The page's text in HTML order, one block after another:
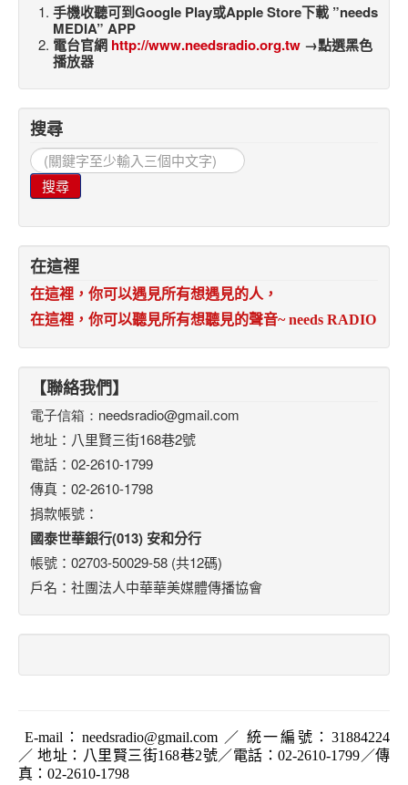
手機收聽可到Google Play或Apple Store下載 ”needs
MEDIA” APP
電台官網 http://www.needsradio.org.tw →點選黑色
播放器
搜尋
搜
尋...
搜尋
在這裡
在這裡，你可以遇見所有想遇見的人，
在這裡，你可以聽見所有想聽見的聲音~ needs RADIO
【聯絡我們】
電子信箱： needsradio@gmail.com
地址：八里賢三街168巷2號
電話：02-2610-1799
傳真：02-2610-1798
捐款帳號：
國泰世華銀行(013) 安和分行
帳號：02703-50029-58 (共12碼)
戶名：社團法人中華華美媒體傳播協會
E-mail ： needsradio@gmail.com ／ 統一編號：31884224
／ 地址：八里賢三街168巷2號／電話：02-2610-1799／傳
真：02-2610-1798